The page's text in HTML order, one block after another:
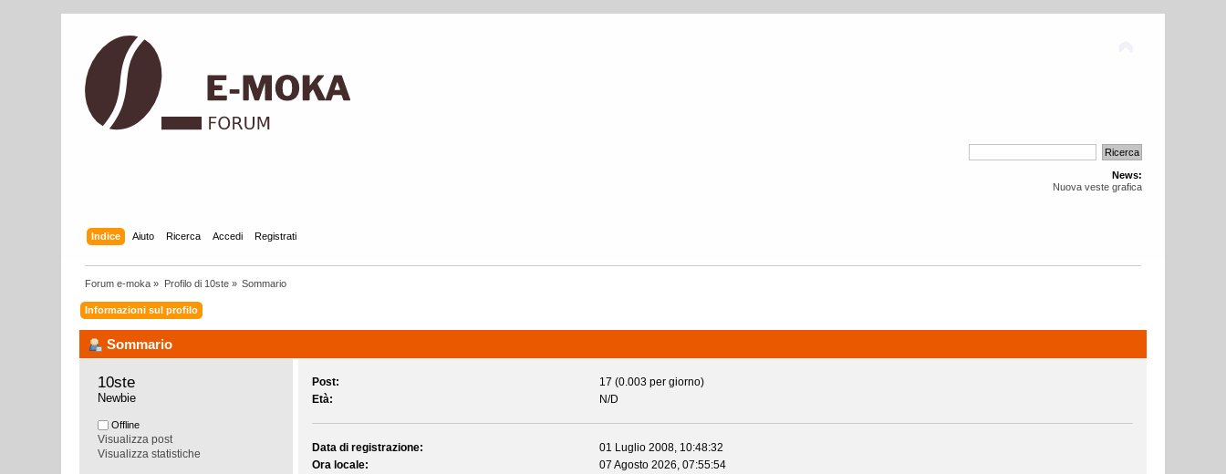
News:
Nuova veste grafica
Indice Aiuto Ricerca Accedi Registrati
Forum e-moka » Profilo di 10ste» Sommario
Informazioni sul profilo
Sommario
10ste
Newbie
Offline
Visualizza post
Visualizza statistiche
Post:
17 (0.003 per giorno)
Età:
N/D
Data di registrazione:
01 Luglio 2008, 10:48:32
Ora locale:
07 Agosto 2026, 07:55:54